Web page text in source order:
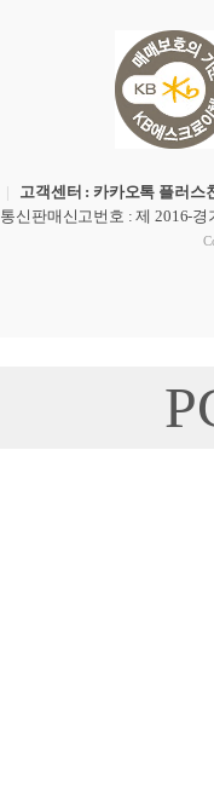
| 고객센터 : 카카오톡 플러스
통신판매신고번호 : 제 2016-